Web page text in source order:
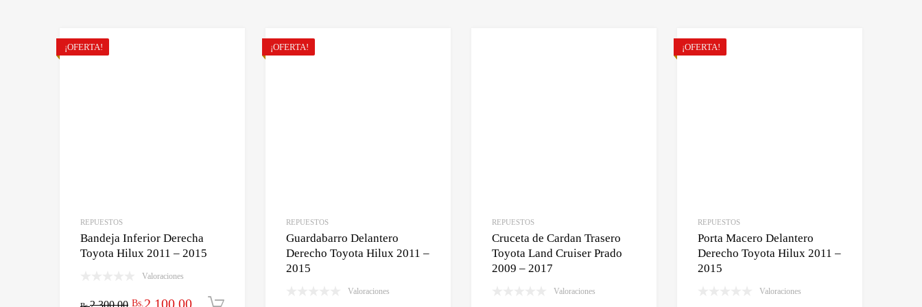
¡OFERTA!
REPUESTOS
Bandeja Inferior Derecha
Toyota Hilux 2011 – 2015
Valoraciones
2,300.00 El
Bs. 2,100.00El
¡OFERTA!
REPUESTOS
Guardabarro Delantero
Derecho Toyota Hilux 2011 –
2015
Valoraciones
REPUESTOS
Cruceta de Cardan Trasero
Toyota Land Cruiser Prado
2009 – 2017
Valoraciones
¡OFERTA!
REPUESTOS
Porta Macero Delantero
Derecho Toyota Hilux 2011 –
2015
Valoraciones